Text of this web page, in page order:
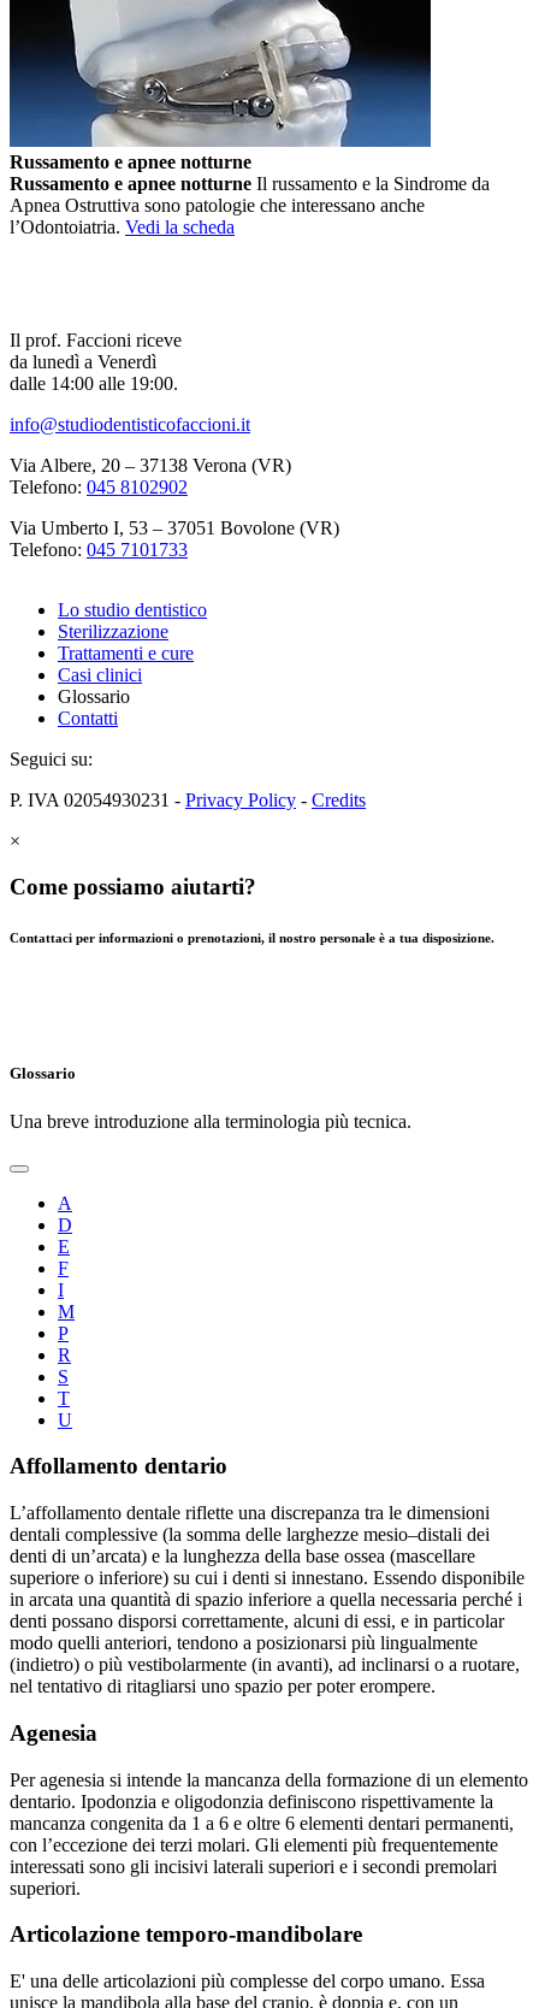
Russamento e apnee notturne
Russamento e apnee notturne Il russamento e la Sindrome da
Apnea Ostruttiva sono patologie che interessano anche
l’Odontoiatria. Vedi la scheda
Il prof. Faccioni riceve
da lunedì a Venerdì
dalle 14:00 alle 19:00.
info@studiodentisticofaccioni.it
Via Albere, 20 – 37138 Verona (VR)
Telefono: 045 8102902
Via Umberto I, 53 – 37051 Bovolone (VR)
Telefono: 045 7101733
Lo studio dentistico
Sterilizzazione
Trattamenti e cure
Casi clinici
Glossario
Contatti
Seguici su:
P. IVA 02054930231 - Privacy Policy - Credits
×
Come possiamo aiutarti?
Contattaci per informazioni o prenotazioni, il nostro personale è a tua disposizione.
Glossario
Una breve introduzione alla terminologia più tecnica.
A
D
E
F
I
M
P
R
S
T
U
Affollamento dentario
L’affollamento dentale riflette una discrepanza tra le dimensioni
dentali complessive (la somma delle larghezze mesio–distali dei
denti di un’arcata) e la lunghezza della base ossea (mascellare
superiore o inferiore) su cui i denti si innestano. Essendo disponibile
in arcata una quantità di spazio inferiore a quella necessaria perché i
denti possano disporsi correttamente, alcuni di essi, e in particolar
modo quelli anteriori, tendono a posizionarsi più lingualmente
(indietro) o più vestibolarmente (in avanti), ad inclinarsi o a ruotare,
nel tentativo di ritagliarsi uno spazio per poter erompere.
Agenesia
Per agenesia si intende la mancanza della formazione di un elemento
dentario. Ipodonzia e oligodonzia definiscono rispettivamente la
mancanza congenita da 1 a 6 e oltre 6 elementi dentari permanenti,
con l’eccezione dei terzi molari. Gli elementi più frequentemente
interessati sono gli incisivi laterali superiori e i secondi premolari
superiori.
Articolazione temporo-mandibolare
E' una delle articolazioni più complesse del corpo umano. Essa
unisce la mandibola alla base del cranio, è doppia e, con un